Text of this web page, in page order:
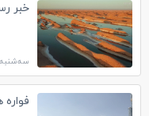
خبر
سه‌شنبه، 23 خرداد